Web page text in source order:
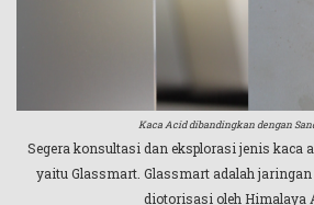
Kaca Acid dibandingkan dengan
Segera konsultasi dan eksplorasi jenis kaca
yaitu Glassmart. Glassmart adalah
diotorisasi oleh Himalaya